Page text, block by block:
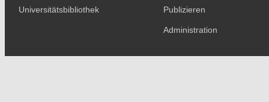
Universitätsbibliothek Publizieren
Administration